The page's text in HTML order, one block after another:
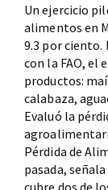
Un ejercicio
alimentos en
9.3 por ciento.
con la FAO, el
productos:
calabaza,
Evaluó la
Pérdida de
pasada,
cubre dos de